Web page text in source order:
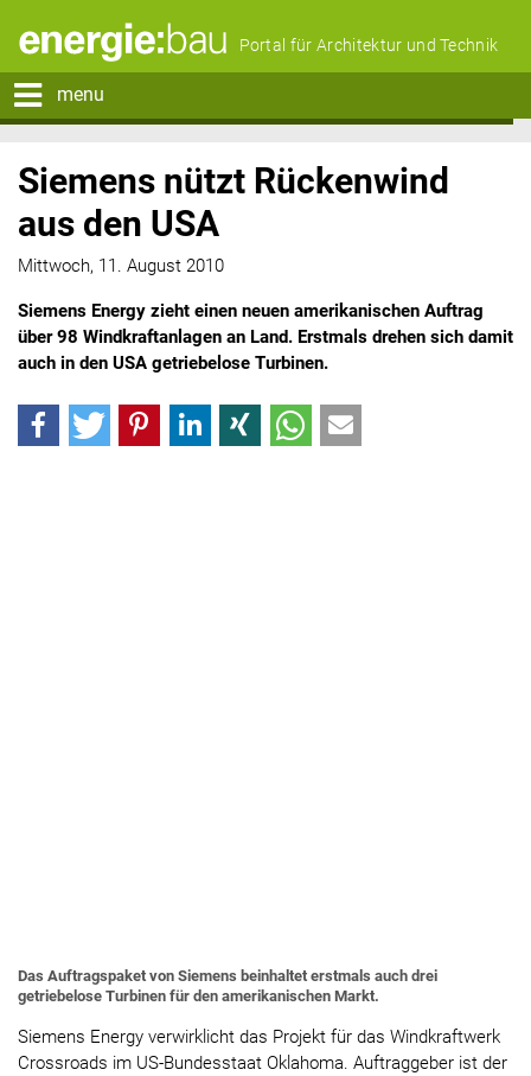
Portal für Architektur und Technik
menu
Siemens nützt Rückenwind
aus den USA
Mittwoch, 11. August 2010
Siemens Energy zieht einen neuen amerikanischen Auftrag
über 98 Windkraftanlagen an Land. Erstmals drehen sich damit
auch in den USA getriebelose Turbinen.
Das Auftragspaket von Siemens beinhaltet erstmals auch drei
getriebelose Turbinen für den amerikanischen Markt.
Siemens Energy verwirklicht das Projekt für das Windkraftwerk
Crossroads im US-Bundesstaat Oklahoma. Auftraggeber ist der